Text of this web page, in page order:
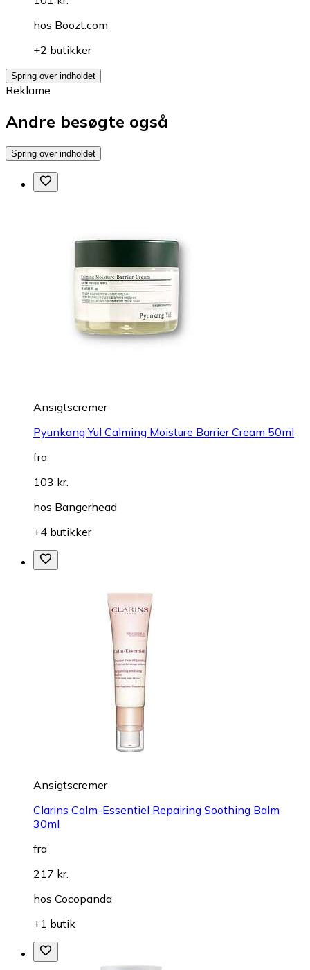
hos Boozt.com
+2 butikker
Spring over indholdet
Reklame
Andre besøgte også
Spring over indholdet
Ansigtscremer
Pyunkang Yul Calming Moisture Barrier Cream 50ml
fra
103 kr.
hos Bangerhead
+4 butikker
Ansigtscremer
Clarins Calm-Essentiel Repairing Soothing Balm
30ml
fra
217 kr.
hos Cocopanda
+1 butik